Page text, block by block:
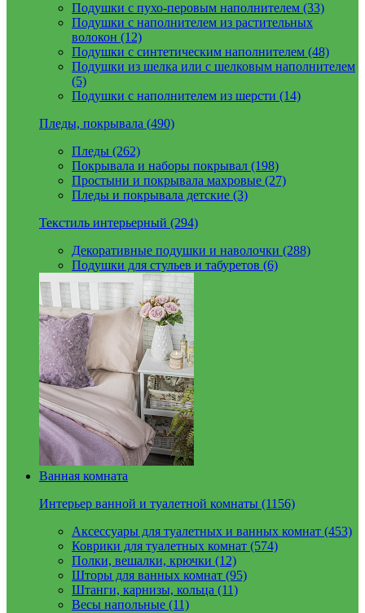
Подушки с пухо-перовым наполнителем (33)
Подушки с наполнителем из растительных
волокон (12)
Подушки с синтетическим наполнителем (48)
Подушки из шелка или с шелковым наполнителем
(5)
Подушки с наполнителем из шерсти (14)
Пледы, покрывала (490)
Пледы (262)
Покрывала и наборы покрывал (198)
Простыни и покрывала махровые (27)
Пледы и покрывала детские (3)
Текстиль интерьерный (294)
Декоративные подушки и наволочки (288)
Подушки для стульев и табуретов (6)
Ванная комната
Интерьер ванной и туалетной комнаты (1156)
Аксессуары для туалетных и ванных комнат (453)
Коврики для туалетных комнат (574)
Полки, вешалки, крючки (12)
Шторы для ванных комнат (95)
Штанги, карнизы, кольца (11)
Весы напольные (11)